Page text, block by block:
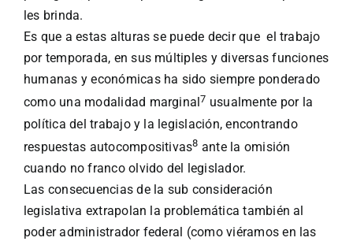
les brinda.
Es que a estas alturas se puede decir que el trabajo
por temporada, en sus múltiples y diversas funciones
humanas y económicas ha sido siempre ponderado
como una modalidad marginal7 usualmente por la
política del trabajo y la legislación, encontrando
respuestas autocompositivas8 ante la omisión
cuando no franco olvido del legislador.
Las consecuencias de la sub consideración
legislativa extrapolan la problemática también al
poder administrador federal (como viéramos en las